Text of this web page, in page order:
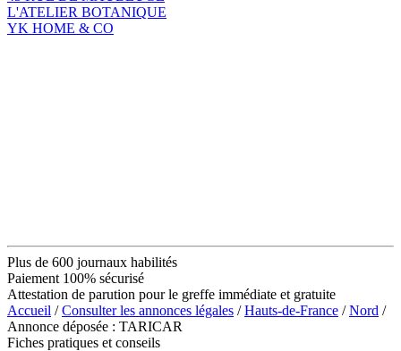
L'ATELIER BOTANIQUE
YK HOME & CO
Plus de 600 journaux habilités
Paiement 100% sécurisé
Attestation de parution pour le greffe immédiate et gratuite
Accueil /Consulter les annonces légales /Hauts-de-France /Nord /
Annonce déposée : TARICAR
Fiches pratiques et conseils